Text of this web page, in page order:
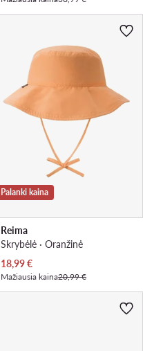
Palanki kaina
Reima
Skrybėlė · Oranžinė
Dabartinė kaina
18,99€
Mažiausia kaina20,99 €